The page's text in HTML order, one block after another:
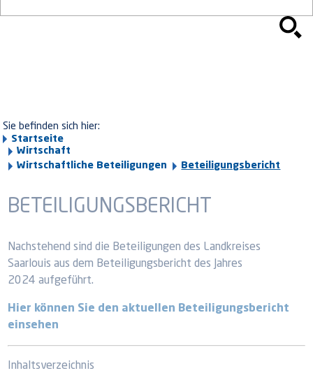
Sie befinden sich hier:
Startseite
Wirtschaft
Wirtschaftliche Beteiligungen
Beteiligungsbericht
BETEILIGUNGSBERICHT
Nachstehend sind die Beteiligungen des Landkreises
Saarlouis aus dem Beteiligungsbericht des Jahres
2024 aufgeführt.
Hier können Sie den aktuellen Beteiligungsbericht
einsehen
Inhaltsverzeichnis